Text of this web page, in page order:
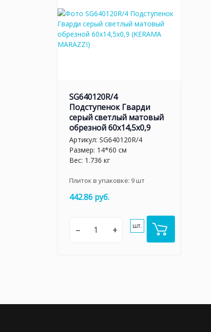
SG640120R/4
Подступенок Гварди
серый светлый матовый
обрезной 60x14,5x0,9
Артикул: SG640120R/4
Размер: 14*60 см
Вес: 1.736 кг
Плиток в упаковке: 9шт
442.86 руб.
– + шт.